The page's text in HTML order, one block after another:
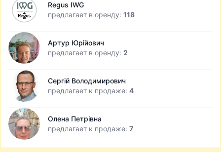
Regus IWG
предлагает в оренду: 118
Артур Юрійович
предлагает в оренду: 2
Сергій Володимирович
предлагает к продаже: 4
Олена Петрівна
предлагает к продаже: 7